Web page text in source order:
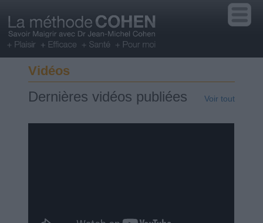
Vidéos
Dernières vidéos publiées Voir tout